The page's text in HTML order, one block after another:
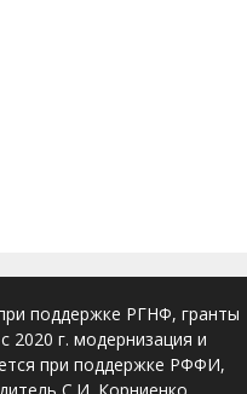
поддержке РГНФ, гранты
г. модернизация и
при поддержке РФФИ,
С.И. Корниенко